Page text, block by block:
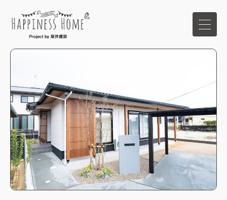
イベント
家づくりの想い
ハピネスホームの強み
商品ラインナップ